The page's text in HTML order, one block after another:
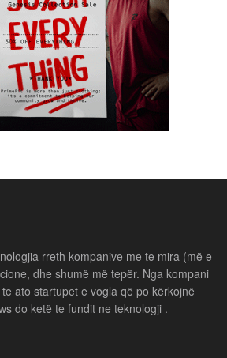
rreth kompanive me te mira (më e
dhe shumë më tepër. Nga kompani
ato startupet e vogla që po kërkojnë
do ketë te fundit ne teknologji .